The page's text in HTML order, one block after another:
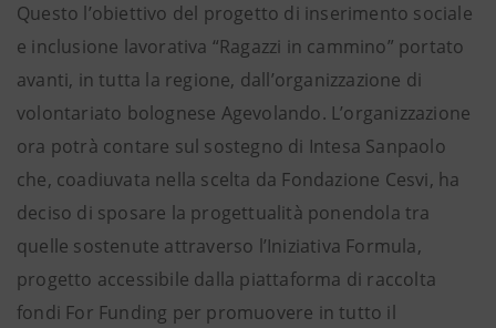
Questo l’obiettivo del progetto di inserimento sociale
e inclusione lavorativa “Ragazzi in cammino” portato
avanti, in tutta la regione, dall’organizzazione di
volontariato bolognese Agevolando. L’organizzazione
ora potrà contare sul sostegno di Intesa Sanpaolo
che, coadiuvata nella scelta da Fondazione Cesvi, ha
deciso di sposare la progettualità ponendola tra
quelle sostenute attraverso l’Iniziativa Formula,
progetto accessibile dalla piattaforma di raccolta
fondi For Funding per promuovere in tutto il